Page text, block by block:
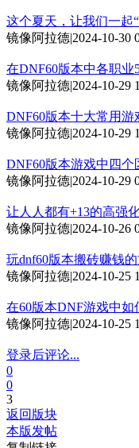
这个夏天，让我们一起
镜像阿拉德|2024-10-30
在DNF60版本中各职业
镜像阿拉德|2024-10-29
DNF60版本十大常用游
镜像阿拉德|2024-10-29
DNF60版本游戏中四
镜像阿拉德|2024-10-29
让人人都有+13的高强
镜像阿拉德|2024-10-26
玩dnf60版本搬砖赚钱的
镜像阿拉德|2024-10-25
在60版本DNF游戏中
镜像阿拉德|2024-10-25
登录后评论...
0
0
3
返回版块
本版发帖